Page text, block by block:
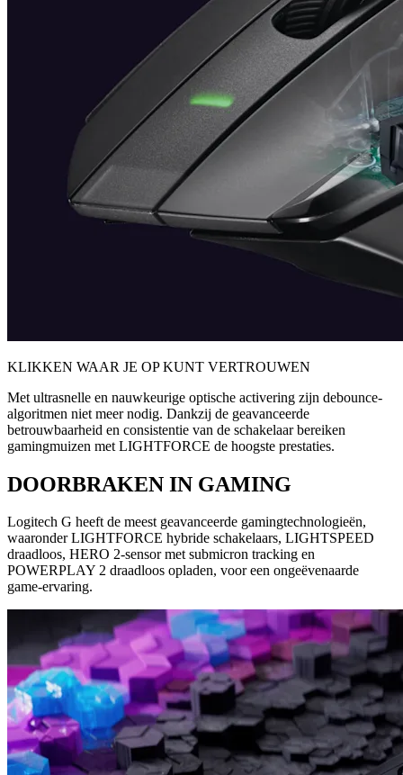
KLIKKEN WAAR JE OP KUNT VERTROUWEN
Met ultrasnelle en nauwkeurige optische activering zijn debounce-
algoritmen niet meer nodig. Dankzij de geavanceerde
betrouwbaarheid en consistentie van de schakelaar bereiken
gamingmuizen met LIGHTFORCE de hoogste prestaties.
DOORBRAKEN IN GAMING
Logitech G heeft de meest geavanceerde gamingtechnologieën,
waaronder LIGHTFORCE hybride schakelaars, LIGHTSPEED
draadloos, HERO 2-sensor met submicron tracking en
POWERPLAY 2 draadloos opladen, voor een ongeëvenaarde
game-ervaring.